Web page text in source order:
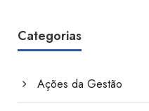
Categorias
Ações da Gestão